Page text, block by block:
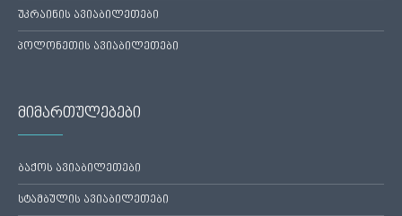
უკრაინის ავიაბილეთები
პოლონეთის ავიაბილეთები
მიმართულებები
ბაქოს ავიაბილეთები
სტამბულის ავიაბილეთები